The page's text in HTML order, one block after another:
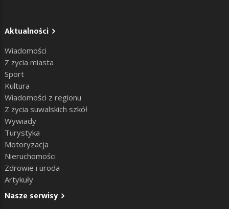
Aktualności
Wiadomości
Z życia miasta
Sport
Kultura
Wiadomości z regionu
Z życia suwalskich szkół
Wywiady
Turystyka
Motoryzacja
Nieruchomości
Zdrowie i uroda
Artykuły
Nasze serwisy